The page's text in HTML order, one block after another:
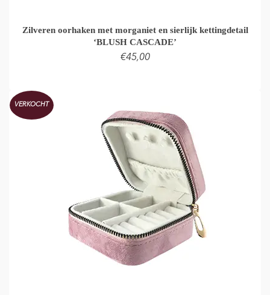
Zilveren oorhaken met morganiet en sierlijk kettingdetail
‘BLUSH CASCADE’
€45,00
VERKOCHT